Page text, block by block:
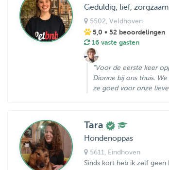
Geduldig, lief,
5502 , Veldhoven
5,0 • 52 beoordelingen
16 vaste gasten
"Voor de eerste keer
Dionne bij ons thuis.
ze goed voor onze
Tara
Hondenoppas
5611
, Eindhoven
Sinds kort heb ik zelf geen